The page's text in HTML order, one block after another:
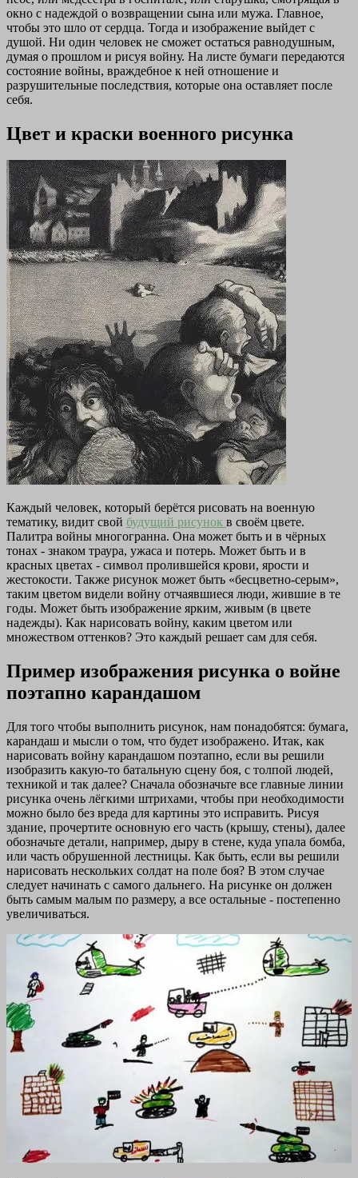
окно с надеждой о возвращении сына или мужа. Главное,
чтобы это шло от сердца. Тогда и изображение выйдет с
душой. Ни один человек не сможет остаться равнодушным,
думая о прошлом и рисуя войну. На листе бумаги передаются
состояние войны, враждебное к ней отношение и
разрушительные последствия, которые она оставляет после
себя.
Цвет и краски военного рисунка
Каждый человек, который берётся рисовать на военную
тематику, видит свой будущий рисунок в своём цвете.
Палитра войны многогранна. Она может быть и в чёрных
тонах - знаком траура, ужаса и потерь. Может быть и в
красных цветах - символ пролившейся крови, ярости и
жестокости. Также рисунок может быть «бесцветно-серым»,
таким цветом видели войну отчаявшиеся люди, жившие в те
годы. Может быть изображение ярким, живым (в цвете
надежды). Как нарисовать войну, каким цветом или
множеством оттенков? Это каждый решает сам для себя.
Пример изображения рисунка о войне
поэтапно карандашом
Для того чтобы выполнить рисунок, нам понадобятся: бумага,
карандаш и мысли о том, что будет изображено. Итак, как
нарисовать войну карандашом поэтапно, если вы решили
изобразить какую-то батальную сцену боя, с толпой людей,
техникой и так далее? Сначала обозначьте все главные линии
рисунка очень лёгкими штрихами, чтобы при необходимости
можно было без вреда для картины это исправить. Рисуя
здание, прочертите основную его часть (крышу, стены), далее
обозначьте детали, например, дыру в стене, куда упала бомба,
или часть обрушенной лестницы. Как быть, если вы решили
нарисовать нескольких солдат на поле боя? В этом случае
следует начинать с самого дальнего. На рисунке он должен
быть самым малым по размеру, а все остальные - постепенно
увеличиваться.